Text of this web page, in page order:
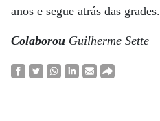
anos e segue atrás das grades.
Colaborou Guilherme Sette